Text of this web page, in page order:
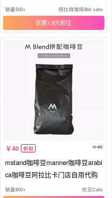
司杯
销量500+ 捌比特咖啡8bit cafe
优惠1.9元
40 折扣 49
mstand咖啡豆manner咖啡豆arabi
ca咖啡豆阿拉比卡门店自用代购
销量800+ 欢见Cafe